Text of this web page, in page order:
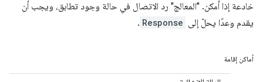
خادعة إذا أمكن. "المعالج" رد الاتصال في حالة وجود تطابق، ويجب أن
يقدم وعدًا يحلّ إلى Response
.
أماكن إقامة